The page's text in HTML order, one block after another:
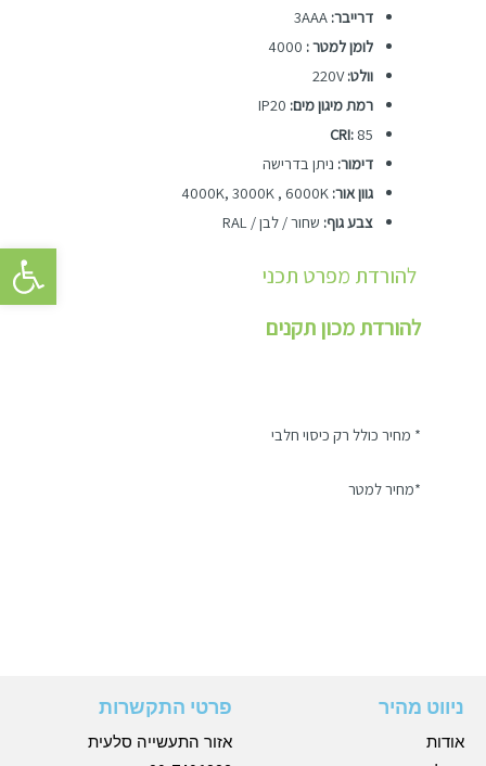
פתח
דרייבר: 3AAA
לומן למטר : 4000
וולט:220V
רמת מיגון מים:
CRI: 85
דימור: ניתן בדרישה
גוון אור:
צבע גוף: שחור / לבן / RAL
להורדת מפרט תכני
להורדת מכון תקנים
* מחיר כולל רק כיסוי חלבי
*מחיר למטר
ניווט מהיר
אודות
פרטי התקשרות
אזור התעשייה סלעית